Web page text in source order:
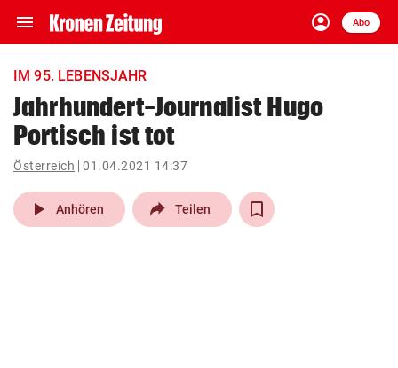
menu Navigation
ein-/ausklappen
account_circle
Anmelden
Abo
close Schließen
account_circle Anmelden
pin_drop
Wien arrow_right
IM 95. LEBENSJAHR
Jahrhundert-Journalist Hugo
Portisch ist tot
Österreich 01.04.2021 14:37
play_arrow Anhören Teilen